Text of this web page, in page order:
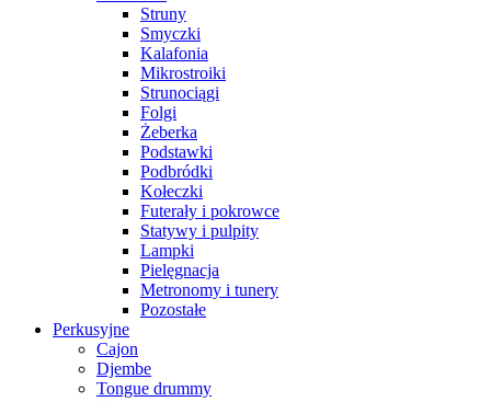
Struny
Smyczki
Kalafonia
Mikrostroiki
Strunociągi
Folgi
Żeberka
Podstawki
Podbródki
Kołeczki
Futerały i pokrowce
Statywy i pulpity
Lampki
Pielęgnacja
Metronomy i tunery
Pozostałe
Perkusyjne
Cajon
Djembe
Tongue drummy